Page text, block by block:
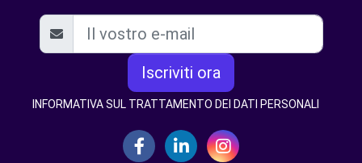
Iscriviti ora
INFORMATIVA SUL TRATTAMENTO DEI DATI PERSONALI